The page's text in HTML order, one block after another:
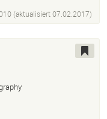
(aktualisiert07.02.2017)